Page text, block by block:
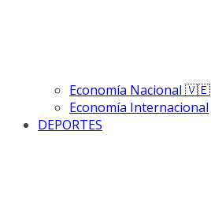
Economía Nacional 🇻🇪
Economía Internacional
DEPORTES